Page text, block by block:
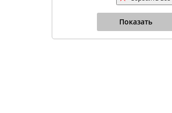
Показать